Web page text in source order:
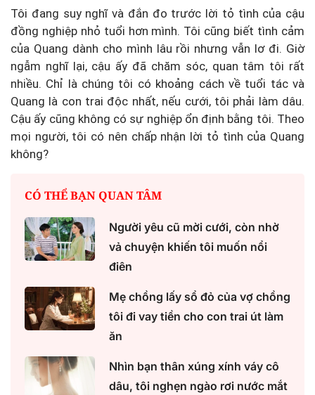
Tôi đang suy nghĩ và đắn đo trước lời tỏ tình của cậu
đồng nghiệp nhỏ tuổi hơn mình. Tôi cũng biết tình cảm
của Quang dành cho mình lâu rồi nhưng vẫn lơ đi. Giờ
ngẫm nghĩ lại, cậu ấy đã chăm sóc, quan tâm tôi rất
nhiều. Chỉ là chúng tôi có khoảng cách về tuổi tác và
Quang là con trai độc nhất, nếu cưới, tôi phải làm dâu.
Cậu ấy cũng không có sự nghiệp ổn định bằng tôi. Theo
mọi người, tôi có nên chấp nhận lời tỏ tình của Quang
không?
CÓ THỂ BẠN QUAN TÂM
Người yêu cũ mời cưới, còn nhờ
vả chuyện khiến tôi muốn nổi
điên
Mẹ chồng lấy sổ đỏ của vợ chồng
tôi đi vay tiền cho con trai út làm
ăn
Nhìn bạn thân xúng xính váy cô
dâu, tôi nghẹn ngào rơi nước mắt